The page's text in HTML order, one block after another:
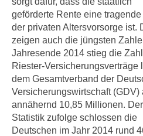
geförderte Rente eine
der privaten Altersvorsorge ist.
zeigen auch die jüngsten
Jahresende 2014 stieg die
Riester-Versicherungsverträge
dem Gesamtverband der
Versicherungswirtschaft (GDV)
annähernd 10,85 Millionen. Der
Statistik zufolge schlossen die
Deutschen im Jahr 2014 rund